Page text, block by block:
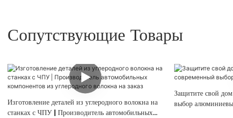
Сопутствующие Товары
Изготовление деталей из углеродного волокна на
станках с ЧПУ | Производитель автомобильных
Защитите свой
выбор